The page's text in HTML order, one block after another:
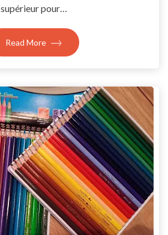
supérieur pour…
Read More